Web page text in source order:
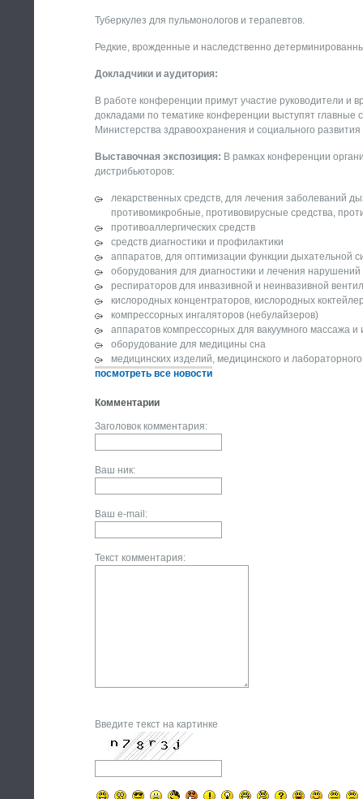
Туберкулез для пульмонологов и терапевтов.
Редкие, врожденные и наследственно
Докладчики и аудитория:
В работе конференции примут участие руководители и
докладами по тематике конференции выступят
Министерства здравоохранения и социального
Выставочная экспозиция: В рамках конференции
дистрибьюторов:
лекарственных средств, для лечения заболеваний
противомикробные, противовирусные средства,
противоаллергических средств
средств диагностики и профилактики
аппаратов, для оптимизации функции дыхательной
оборудования для диагностики и лечения
респираторов для инвазивной и неинвазивной
кислородных концентраторов, кислородных
компрессорных ингаляторов (небулайзеров)
аппаратов компрессорных для вакуумного массажа и
оборудование для медицины сна
медицинских изделий, медицинского и
посмотреть все новости
Комментарии
Заголовок комментария:
Ваш ник:
Ваш e-mail:
Текст комментария:
Введите текст на картинке